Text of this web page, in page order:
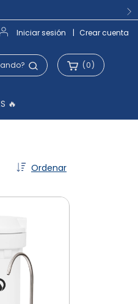
Iniciar sesión | Crear cuenta
(0)
🔥
Ordenar